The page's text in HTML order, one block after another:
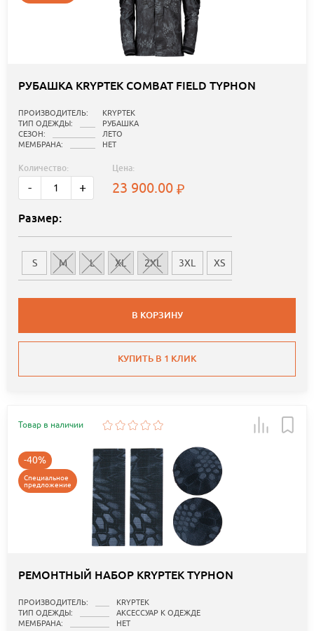
РУБАШКА KRYPTEK COMBAT FIELD TYPHON
ПРОИЗВОДИТЕЛЬ:
KRYPTEK
ТИП ОДЕЖДЫ:
РУБАШКА
СЕЗОН:
ЛЕТО
МЕМБРАНА:
НЕТ
Количество:
- +
Цена:
23 900.00
Размер:
S M L XL 2XL 3XL XS
В КОРЗИНУ
КУПИТЬ В 1 КЛИК
Товар в наличии
-40%
Специальное
предложение
РЕМОНТНЫЙ НАБОР KRYPTEK TYPHON
ПРОИЗВОДИТЕЛЬ:
KRYPTEK
ТИП ОДЕЖДЫ:
АКСЕССУАР К ОДЕЖДЕ
МЕМБРАНА:
НЕТ